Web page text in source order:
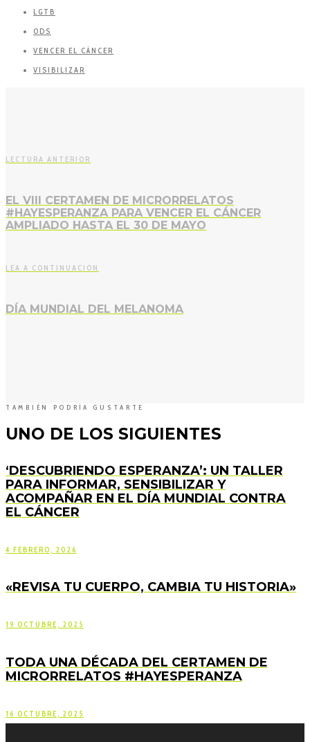
LGTB
ODS
VENCER EL CÁNCER
VISIBILIZAR
LECTURA ANTERIOR
EL VIII CERTAMEN DE MICRORRELATOS
#HAYESPERANZA PARA VENCER EL CÁNCER
AMPLIADO HASTA EL 30 DE MAYO
LEA A CONTINUACIÓN
DÍA MUNDIAL DEL MELANOMA
TAMBIÉN PODRÍA GUSTARTE
UNO DE LOS SIGUIENTES
‘DESCUBRIENDO ESPERANZA’: UN TALLER
PARA INFORMAR, SENSIBILIZAR Y
ACOMPAÑAR EN EL DÍA MUNDIAL CONTRA
EL CÁNCER
4 FEBRERO, 2026
«REVISA TU CUERPO, CAMBIA TU HISTORIA»
19 OCTUBRE, 2025
TODA UNA DÉCADA DEL CERTAMEN DE
MICRORRELATOS #HAYESPERANZA
16 OCTUBRE, 2025